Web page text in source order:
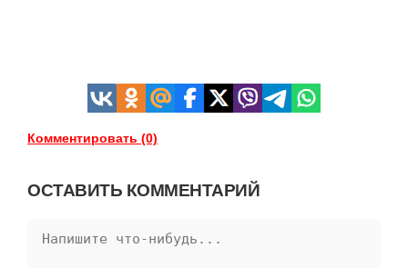
Комментировать (0)
ОСТАВИТЬ КОММЕНТАРИЙ